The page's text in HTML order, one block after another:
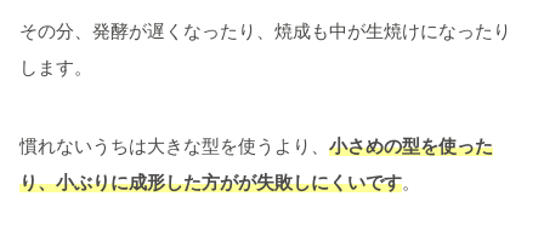
その分、発酵が遅くなったり、焼成も中が生焼けになったり
します。
慣れないうちは大きな型を使うより、 小さめの型を使った
り、小ぶりに成形した方がが失敗しにくいです。